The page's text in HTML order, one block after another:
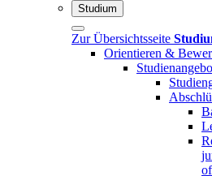
Studium
Zur Übersichtsseite
Orientieren &